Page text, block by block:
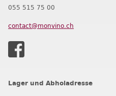
055 515 75 00
contact@monvino.ch
Lager und Abholadresse